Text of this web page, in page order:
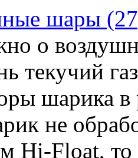
шары
о
текучий
шарика в
не
Hi-Float, то